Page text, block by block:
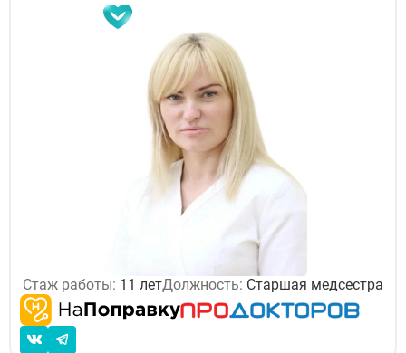
Стаж работы: 11 летДолжность: Старшая медсестра